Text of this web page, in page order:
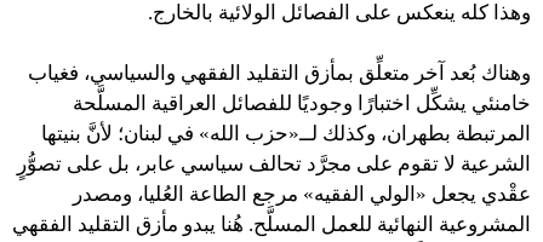
وهذا كله ينعكس على الفصائل الولائية بالخارج.
وهناك بُعد آخر متعلِّق بمأزق التقليد الفقهي والسياسي، فغياب
خامنئي يشكِّل اختبارًا وجوديًا للفصائل العراقية المسلَّحة
المرتبطة بطهران، وكذلك لــ«حزب الله» في لبنان؛ لأنَّ بنيتها
الشرعية لا تقوم على مجرَّد تحالف سياسي عابر، بل على تصوُّرٍ
عقْدي يجعل «الولي الفقيه» مرجع الطاعة العُليا، ومصدر
المشروعية النهائية للعمل المسلَّح. هُنا يبدو مأزق التقليد الفقهي